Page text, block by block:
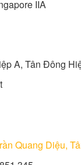
IIA
A, Tân Đông
Quang Diệu,